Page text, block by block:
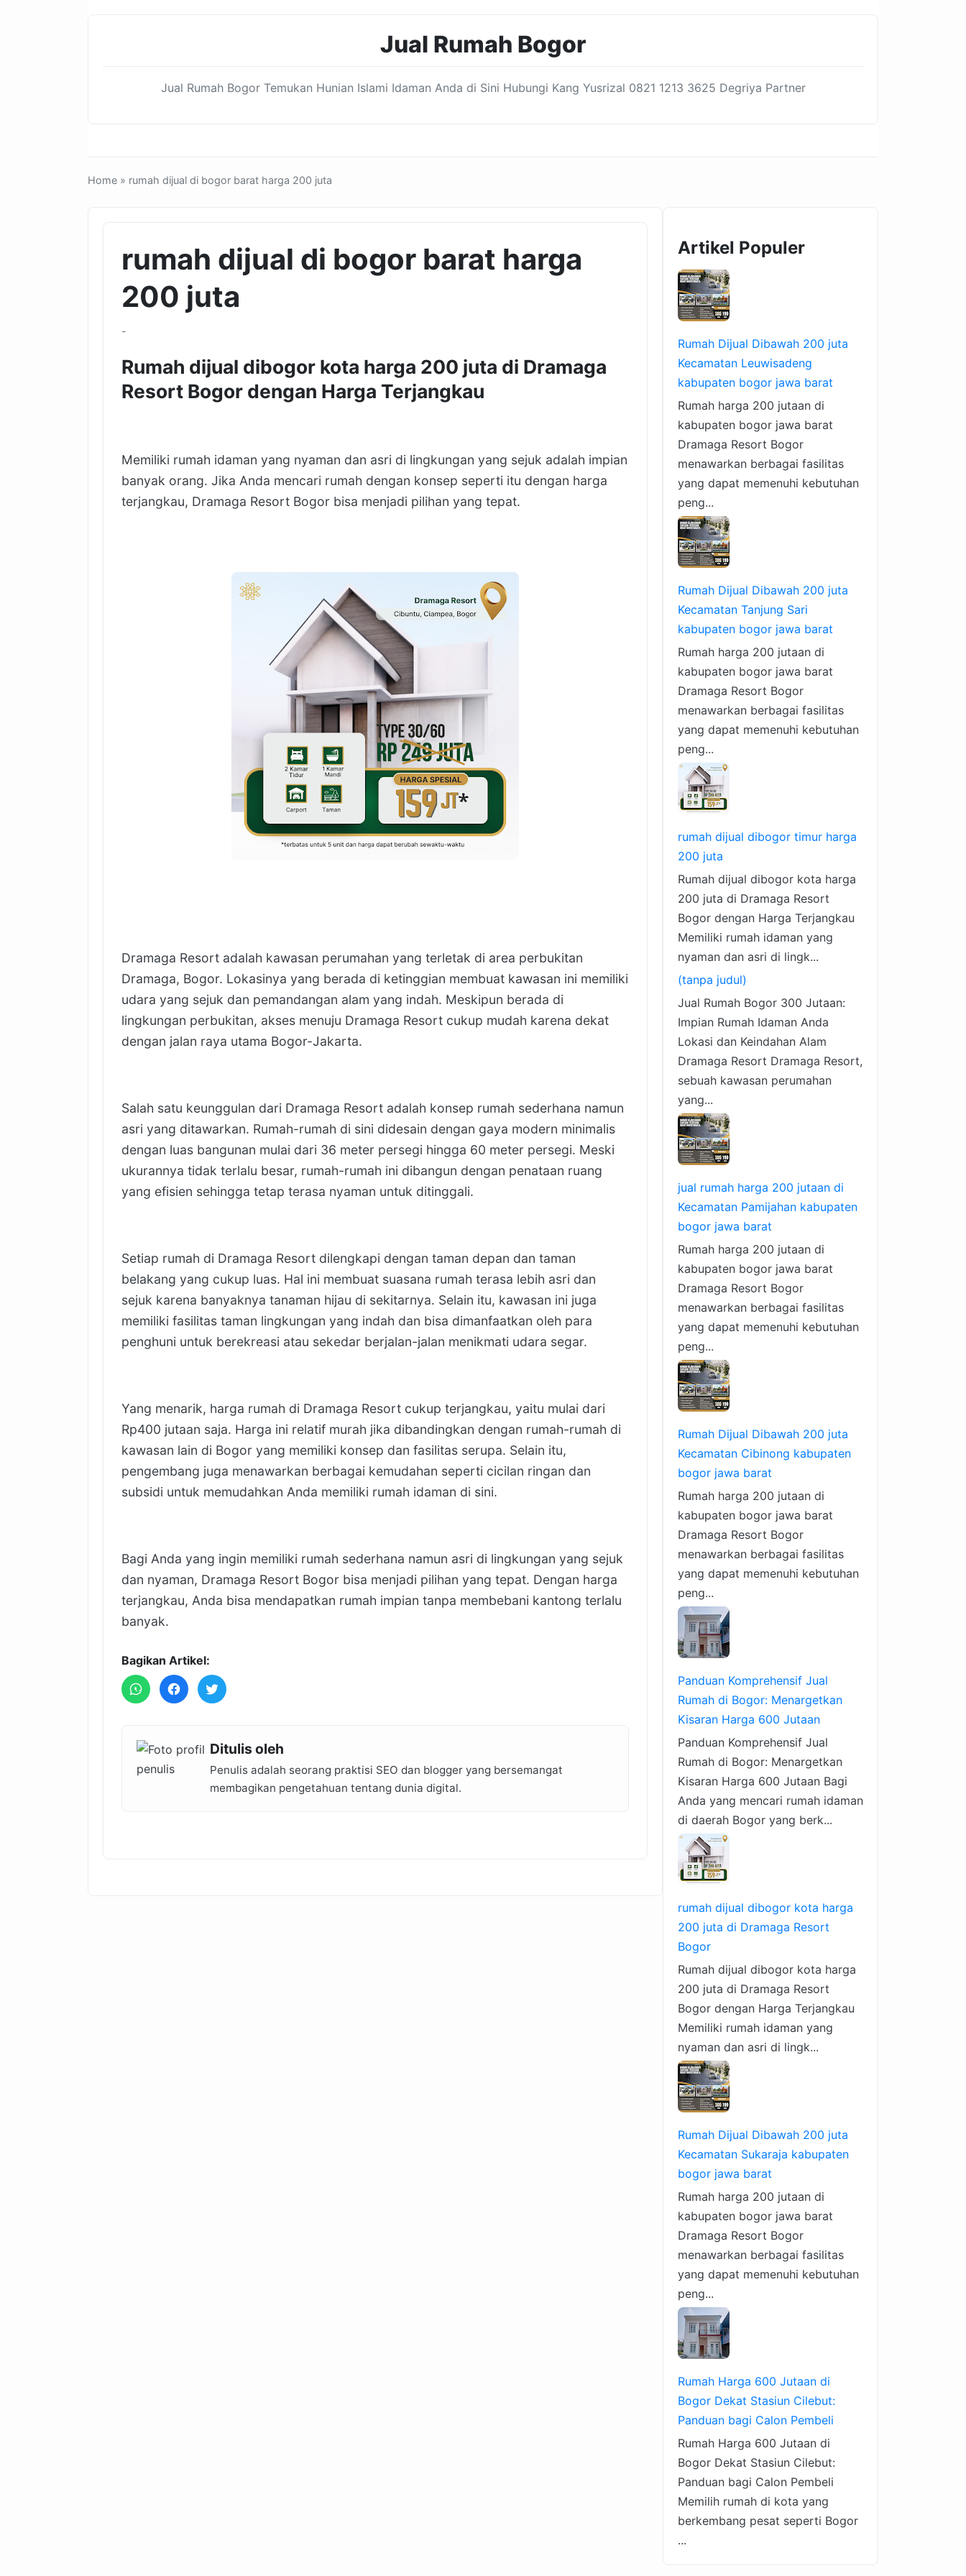
Jual Rumah Bogor
Jual Rumah Bogor Temukan Hunian Islami Idaman Anda di Sini Hubungi Kang Yusrizal 0821 1213 3625 Degriya Partner
Home » rumah dijual di bogor barat harga 200 juta
rumah dijual di bogor barat harga
200 juta
-
Rumah dijual dibogor kota harga 200 juta di Dramaga
Resort Bogor dengan Harga Terjangkau
Memiliki rumah idaman yang nyaman dan asri di lingkungan yang sejuk adalah impian
banyak orang. Jika Anda mencari rumah dengan konsep seperti itu dengan harga
terjangkau, Dramaga Resort Bogor bisa menjadi pilihan yang tepat.
Dramaga Resort adalah kawasan perumahan yang terletak di area perbukitan
Dramaga, Bogor. Lokasinya yang berada di ketinggian membuat kawasan ini memiliki
udara yang sejuk dan pemandangan alam yang indah. Meskipun berada di
lingkungan perbukitan, akses menuju Dramaga Resort cukup mudah karena dekat
dengan jalan raya utama Bogor-Jakarta.
Salah satu keunggulan dari Dramaga Resort adalah konsep rumah sederhana namun
asri yang ditawarkan. Rumah-rumah di sini didesain dengan gaya modern minimalis
dengan luas bangunan mulai dari 36 meter persegi hingga 60 meter persegi. Meski
ukurannya tidak terlalu besar, rumah-rumah ini dibangun dengan penataan ruang
yang efisien sehingga tetap terasa nyaman untuk ditinggali.
Setiap rumah di Dramaga Resort dilengkapi dengan taman depan dan taman
belakang yang cukup luas. Hal ini membuat suasana rumah terasa lebih asri dan
sejuk karena banyaknya tanaman hijau di sekitarnya. Selain itu, kawasan ini juga
memiliki fasilitas taman lingkungan yang indah dan bisa dimanfaatkan oleh para
penghuni untuk berekreasi atau sekedar berjalan-jalan menikmati udara segar.
Yang menarik, harga rumah di Dramaga Resort cukup terjangkau, yaitu mulai dari
Rp400 jutaan saja. Harga ini relatif murah jika dibandingkan dengan rumah-rumah di
kawasan lain di Bogor yang memiliki konsep dan fasilitas serupa. Selain itu,
pengembang juga menawarkan berbagai kemudahan seperti cicilan ringan dan
subsidi untuk memudahkan Anda memiliki rumah idaman di sini.
Bagi Anda yang ingin memiliki rumah sederhana namun asri di lingkungan yang sejuk
dan nyaman, Dramaga Resort Bogor bisa menjadi pilihan yang tepat. Dengan harga
terjangkau, Anda bisa mendapatkan rumah impian tanpa membebani kantong terlalu
banyak.
Bagikan Artikel:
Ditulis oleh
Penulis adalah seorang praktisi SEO dan blogger yang bersemangat
membagikan pengetahuan tentang dunia digital.
Artikel Populer
Rumah Dijual Dibawah 200 juta
Kecamatan Leuwisadeng
kabupaten bogor jawa barat
Rumah harga 200 jutaan di
kabupaten bogor jawa barat
Dramaga Resort Bogor
menawarkan berbagai fasilitas
yang dapat memenuhi kebutuhan
peng...
Rumah Dijual Dibawah 200 juta
Kecamatan Tanjung Sari
kabupaten bogor jawa barat
Rumah harga 200 jutaan di
kabupaten bogor jawa barat
Dramaga Resort Bogor
menawarkan berbagai fasilitas
yang dapat memenuhi kebutuhan
peng...
rumah dijual dibogor timur harga
200 juta
Rumah dijual dibogor kota harga
200 juta di Dramaga Resort
Bogor dengan Harga Terjangkau
Memiliki rumah idaman yang
nyaman dan asri di lingk...
(tanpa judul)
Jual Rumah Bogor 300 Jutaan:
Impian Rumah Idaman Anda
Lokasi dan Keindahan Alam
Dramaga Resort Dramaga Resort,
sebuah kawasan perumahan
yang...
jual rumah harga 200 jutaan di
Kecamatan Pamijahan kabupaten
bogor jawa barat
Rumah harga 200 jutaan di
kabupaten bogor jawa barat
Dramaga Resort Bogor
menawarkan berbagai fasilitas
yang dapat memenuhi kebutuhan
peng...
Rumah Dijual Dibawah 200 juta
Kecamatan Cibinong kabupaten
bogor jawa barat
Rumah harga 200 jutaan di
kabupaten bogor jawa barat
Dramaga Resort Bogor
menawarkan berbagai fasilitas
yang dapat memenuhi kebutuhan
peng...
Panduan Komprehensif Jual
Rumah di Bogor: Menargetkan
Kisaran Harga 600 Jutaan
Panduan Komprehensif Jual
Rumah di Bogor: Menargetkan
Kisaran Harga 600 Jutaan Bagi
Anda yang mencari rumah idaman
di daerah Bogor yang berk...
rumah dijual dibogor kota harga
200 juta di Dramaga Resort
Bogor
Rumah dijual dibogor kota harga
200 juta di Dramaga Resort
Bogor dengan Harga Terjangkau
Memiliki rumah idaman yang
nyaman dan asri di lingk...
Rumah Dijual Dibawah 200 juta
Kecamatan Sukaraja kabupaten
bogor jawa barat
Rumah harga 200 jutaan di
kabupaten bogor jawa barat
Dramaga Resort Bogor
menawarkan berbagai fasilitas
yang dapat memenuhi kebutuhan
peng...
Rumah Harga 600 Jutaan di
Bogor Dekat Stasiun Cilebut:
Panduan bagi Calon Pembeli
Rumah Harga 600 Jutaan di
Bogor Dekat Stasiun Cilebut:
Panduan bagi Calon Pembeli
Memilih rumah di kota yang
berkembang pesat seperti Bogor
...